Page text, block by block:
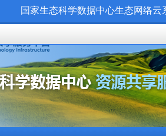
国家生态科学数据中心生态网络